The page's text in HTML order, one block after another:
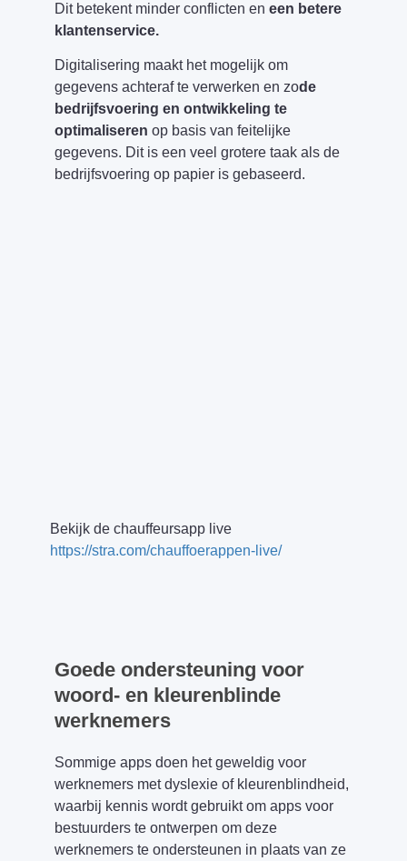
Dit betekent minder conflicten en een betere
klantenservice.
Digitalisering maakt het mogelijk om
gegevens achteraf te verwerken en zode
bedrijfsvoering en ontwikkeling te
optimaliseren op basis van feitelijke
gegevens. Dit is een veel grotere taak als de
bedrijfsvoering op papier is gebaseerd.
Bekijk de chauffeursapp live
https://stra.com/chauffoerappen-live/
Goede ondersteuning voor
woord- en kleurenblinde
werknemers
Sommige apps doen het geweldig voor
werknemers met dyslexie of kleurenblindheid,
waarbij kennis wordt gebruikt om apps voor
bestuurders te ontwerpen om deze
werknemers te ondersteunen in plaats van ze